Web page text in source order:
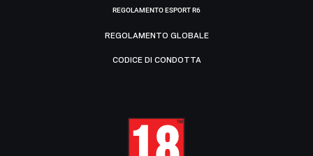
REGOLAMENTO ESPORT R6
REGOLAMENTO GLOBALE
CODICE DI CONDOTTA